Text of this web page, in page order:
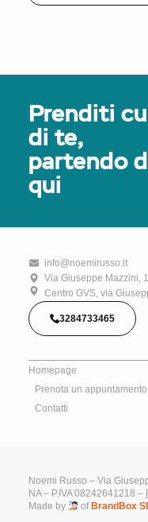
Prenditi
di te,
partendo
qui
info@noemirusso.it
Via Giuseppe Mazzini,
Centro GVS, via
3284733465
Homepage
Prenota un appuntamento
Contatti
Noemi Russo – Via
NA – P.IVA 08242641218 –
Made by
of BrandBox